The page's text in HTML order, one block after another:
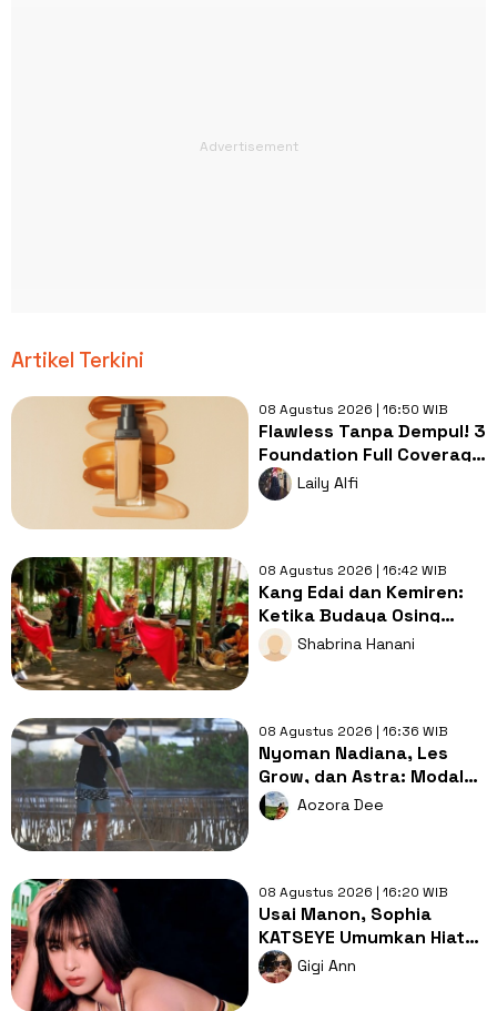
Artikel Terkini
08 Agustus 2026 | 16:50 WIB
Flawless Tanpa Dempul! 3
Foundation Full Coverage
Buat Tutupi Bekas
Jerawat
Laily Alfi
08 Agustus 2026 | 16:42 WIB
Kang Edai dan Kemiren:
Ketika Budaya Osing
Menjadi Jalan Menuju
Kesejahteraan Desa
Shabrina Hanani
08 Agustus 2026 | 16:36 WIB
Nyoman Nadiana, Les
Grow, dan Astra: Modal
Lokal VS Pendampingan
Tepat
Aozora Dee
08 Agustus 2026 | 16:20 WIB
Usai Manon, Sophia
KATSEYE Umumkan Hiatus
Grup Demi Kesehatan
Mental
Gigi Ann